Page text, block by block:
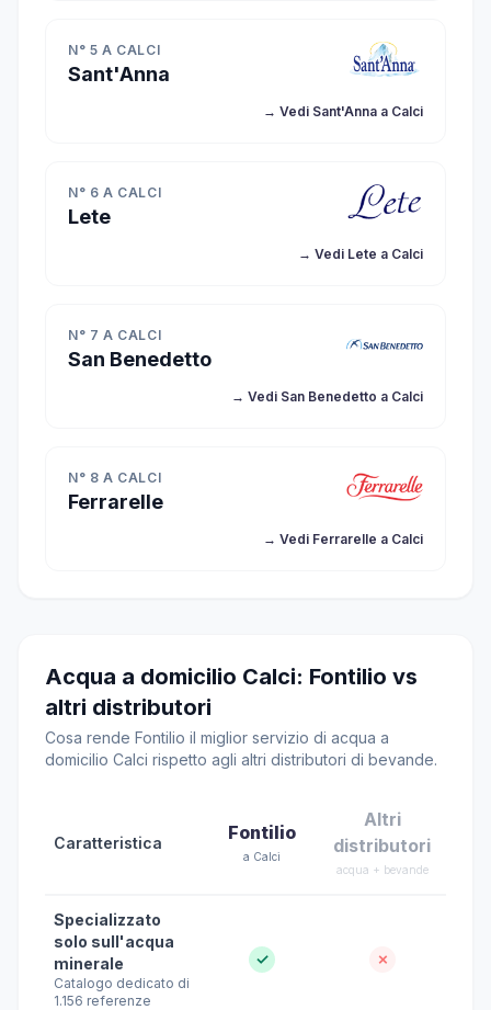
N° 5 A CALCI
Sant'Anna
→ Vedi Sant'Anna a Calci
N° 6 A CALCI
Lete
→ Vedi Lete a Calci
N° 7 A CALCI
San Benedetto
→ Vedi San Benedetto a Calci
N° 8 A CALCI
Ferrarelle
→ Vedi Ferrarelle a Calci
Acqua a domicilio Calci: Fontilio vs
altri distributori
Cosa rende Fontilio il miglior servizio di acqua a
domicilio Calci rispetto agli altri distributori di bevande.
Caratteristica Fontilio
a Calci
Altri
distributori
acqua + bevande
Specializzato
solo sull'acqua
minerale
Catalogo dedicato di
1.156 referenze
✓ ✗